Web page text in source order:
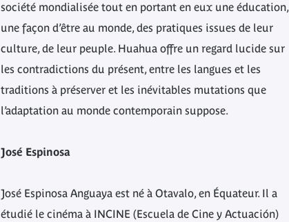
société mondialisée tout en portant en eux une éducation,
une façon d’être au monde, des pratiques issues de leur
culture, de leur peuple. Huahua offre un regard lucide sur
les contradictions du présent, entre les langues et les
traditions à préserver et les inévitables mutations que
l’adaptation au monde contemporain suppose.
José Espinosa
José Espinosa Anguaya est né à Otavalo, en Équateur. Il a
étudié le cinéma à INCINE (Escuela de Cine y Actuación)